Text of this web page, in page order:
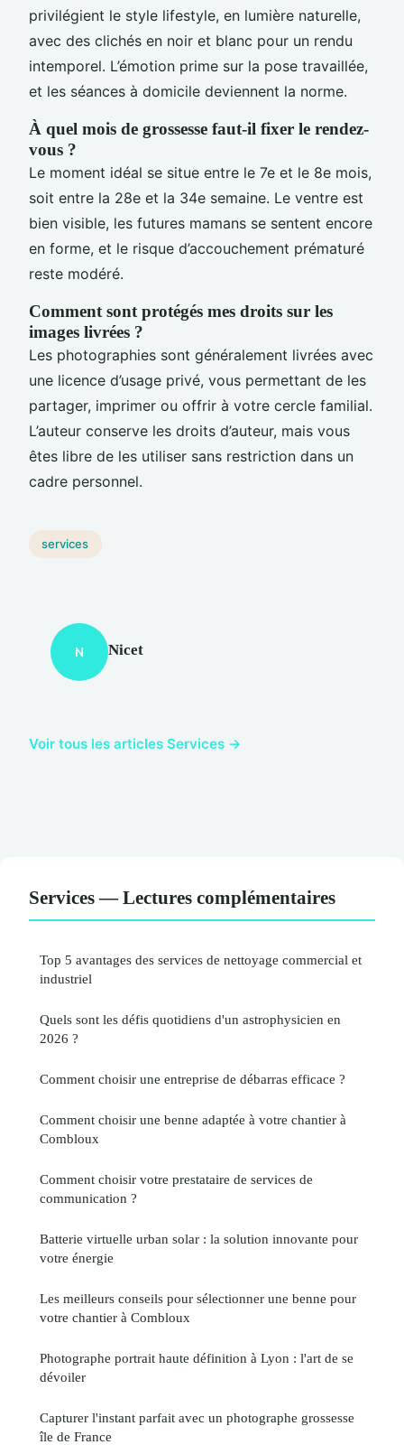
privilégient le style lifestyle, en lumière naturelle,
avec des clichés en noir et blanc pour un rendu
intemporel. L’émotion prime sur la pose travaillée,
et les séances à domicile deviennent la norme.
À quel mois de grossesse faut-il fixer le rendez-
vous ?
Le moment idéal se situe entre le 7e et le 8e mois,
soit entre la 28e et la 34e semaine. Le ventre est
bien visible, les futures mamans se sentent encore
en forme, et le risque d’accouchement prématuré
reste modéré.
Comment sont protégés mes droits sur les
images livrées ?
Les photographies sont généralement livrées avec
une licence d’usage privé, vous permettant de les
partager, imprimer ou offrir à votre cercle familial.
L’auteur conserve les droits d’auteur, mais vous
êtes libre de les utiliser sans restriction dans un
cadre personnel.
services
N Nicet
Voir tous les articles Services →
Services — Lectures complémentaires
Top 5 avantages des services de nettoyage commercial et
industriel
Quels sont les défis quotidiens d'un astrophysicien en
2026 ?
Comment choisir une entreprise de débarras efficace ?
Comment choisir une benne adaptée à votre chantier à
Combloux
Comment choisir votre prestataire de services de
communication ?
Batterie virtuelle urban solar : la solution innovante pour
votre énergie
Les meilleurs conseils pour sélectionner une benne pour
votre chantier à Combloux
Photographe portrait haute définition à Lyon : l'art de se
dévoiler
Capturer l'instant parfait avec un photographe grossesse
île de France